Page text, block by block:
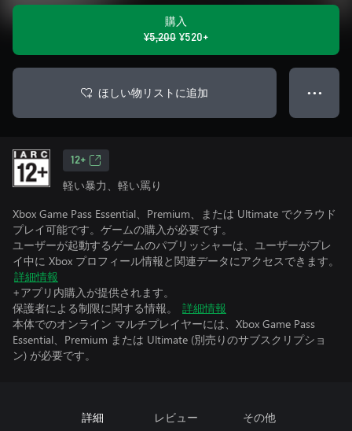
購入
¥5,200 ¥520+
ほしい物リストに追加 ● ● ●
12+
軽い暴力、軽い罵り
Xbox Game Pass Essential、Premium、または Ultimate でクラウド
プレイ可能です。ゲームの購入が必要です。
ユーザーが起動するゲームのパブリッシャーは、ユーザーがプレ
イ中に Xbox プロフィール情報と関連データにアクセスできます。
詳細情報
+アプリ内購入が提供されます。
保護者による制限に関する情報。
詳細情報
本体でのオンライン マルチプレイヤーには、Xbox Game Pass
Essential、Premium または Ultimate (別売りのサブスクリプショ
ン) が必要です。
詳細 レビュー その他